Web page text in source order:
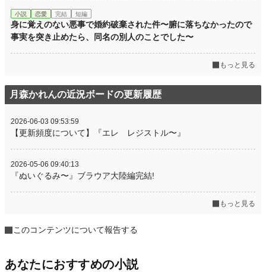
小説 恋愛 完結 短編
身に覚えのない悪事で婚約破棄された件〜腑に落ちなかったので
事実を突き止めたら、同名の別人のことでした〜
もっと見る
月森かれんの近況ボードの更新履歴
2026-06-03 09:53:59
【更新頻度について】『エレ レジストル〜』
2026-05-06 09:40:13
『ぬいぐるみ〜』ブラウア大陸編完結!
もっと見る
このコンテンツについて報告する
あなたにおすすめの小説